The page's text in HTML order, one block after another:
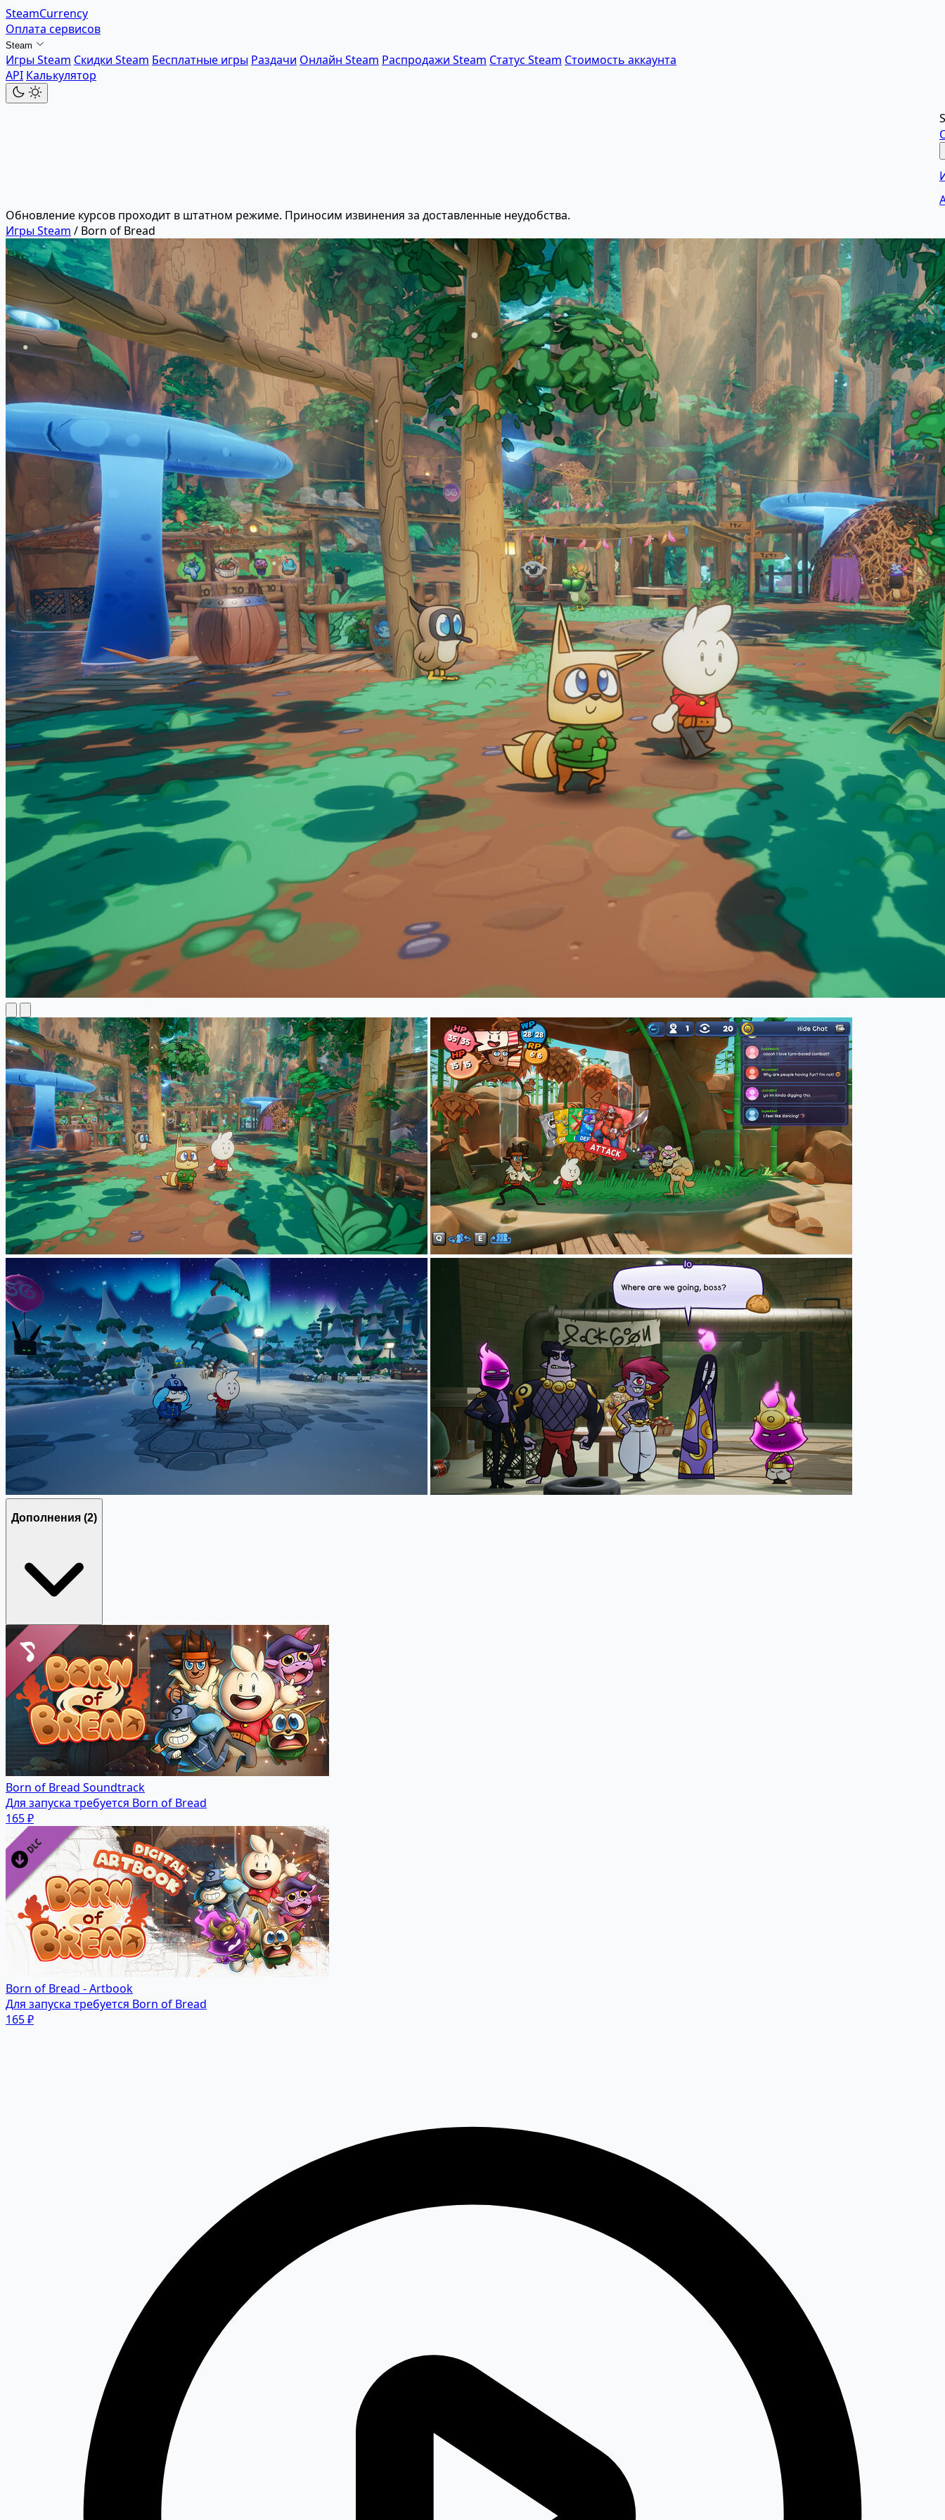
SteamCurrency
Оплата сервисов
Steam
Игры Steam Скидки Steam Бесплатные игры Раздачи Онлайн Steam Распродажи Steam Статус Steam Стоимость аккаунта
API Калькулятор
Обновление курсов проходит в штатном режиме. Приносим извинения за доставленные неудобства.
Игры Steam / Born of Bread
Дополнения (2)
Born of Bread Soundtrack
Для запуска требуется Born of Bread
165 ₽
Born of Bread - Artbook
Для запуска требуется Born of Bread
165 ₽